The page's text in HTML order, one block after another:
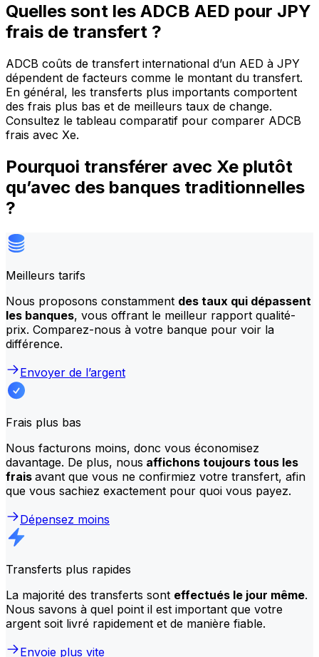
Quelles sont les ADCB AED pour JPY
frais de transfert ?
ADCB coûts de transfert international d’un AED à JPY
dépendent de facteurs comme le montant du transfert.
En général, les transferts plus importants comportent
des frais plus bas et de meilleurs taux de change.
Consultez le tableau comparatif pour comparer ADCB
frais avec Xe.
Pourquoi transférer avec Xe plutôt
qu’avec des banques traditionnelles
?
Meilleurs tarifs
Nous proposons constamment des taux qui dépassent
les banques, vous offrant le meilleur rapport qualité-
prix. Comparez-nous à votre banque pour voir la
différence.
Envoyer de l’argent
Frais plus bas
Nous facturons moins, donc vous économisez
davantage. De plus, nous affichons toujours tous les
frais avant que vous ne confirmiez votre transfert, afin
que vous sachiez exactement pour quoi vous payez.
Dépensez moins
Transferts plus rapides
La majorité des transferts sont effectués le jour même.
Nous savons à quel point il est important que votre
argent soit livré rapidement et de manière fiable.
Envoie plus vite